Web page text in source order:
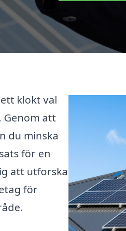
klokt val
Genom att
du minska
för en
att utforska
för